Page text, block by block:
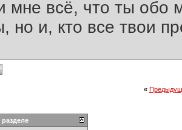
мне всё, что ты обо
но и, кто все твои
«